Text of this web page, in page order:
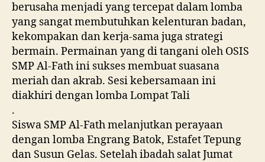
berusaha menjadi yang tercepat dalam lomba
yang sangat membutuhkan kelenturan badan,
kekompakan dan kerja-sama juga strategi
bermain. Permainan yang di tangani oleh OSIS
SMP Al-Fath ini sukses membuat suasana
meriah dan akrab. Sesi kebersamaan ini
diakhiri dengan lomba Lompat Tali
.
Siswa SMP Al-Fath melanjutkan perayaan
dengan lomba Engrang Batok, Estafet Tepung
dan Susun Gelas. Setelah ibadah salat Jumat